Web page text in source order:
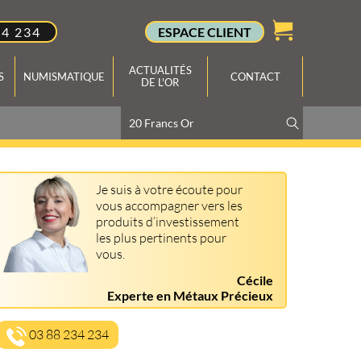
234 ESPACE CLIENT
NUMISMATIQUE
ACTUALITÉS
DE L'OR
CONTACT
Je suis à votre écoute pour
vous accompagner vers les
produits d’investissement
les plus pertinents pour
vous.
Cécile
Experte en Métaux Précieux
03 88 234 234